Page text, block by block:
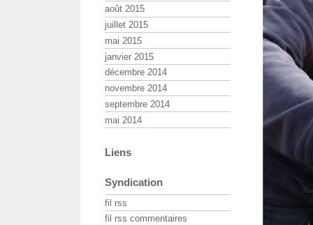
août 2015
juillet 2015
mai 2015
janvier 2015
décembre 2014
novembre 2014
septembre 2014
mai 2014
Liens
Syndication
fil rss
fil rss commentaires